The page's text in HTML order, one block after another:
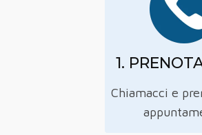
1.
Chiamacci e